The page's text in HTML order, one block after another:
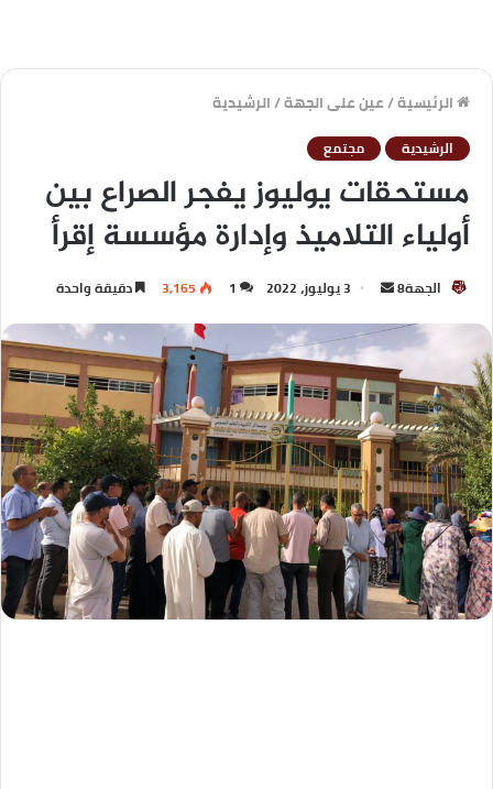
الرئيسية/عين على الجهة/الرشيدية
الرشيدية مجتمع
مستحقات يوليوز يفجر الصراع بين
أولياء التلاميذ وإدارة مؤسسة إقرأ
الجهة8 3 يوليوز، 2022 1
3,165 دقيقة واحدة